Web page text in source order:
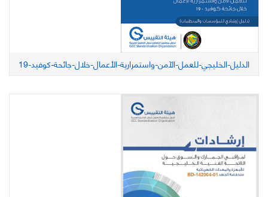
الدليل-الخليجي-للعمل-الآمن-واستمرارية-الأعمال-خلال-جائحة-كوفيد-19